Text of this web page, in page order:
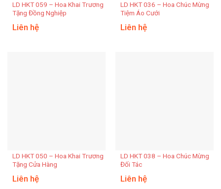
LD HKT 059 – Hoa Khai Trương
Tặng Đồng Nghiệp
Liên hệ
LD HKT 036 – Hoa Chúc Mừng
Tiệm Áo Cưới
Liên hệ
LD HKT 050 – Hoa Khai Trương
Tặng Cửa Hàng
Liên hệ
LD HKT 038 – Hoa Chúc Mừng
Đối Tác
Liên hệ